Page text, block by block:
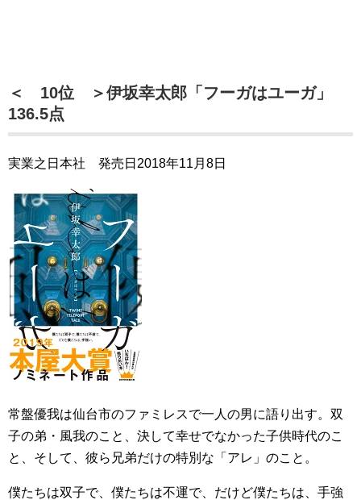
＜ 10位 ＞伊坂幸太郎「フーガはユーガ」
136.5点
実業之日本社 発売日2018年11月8日
常盤優我は仙台市のファミレスで一人の男に語り出す。双
子の弟・風我のこと、決して幸せでなかった子供時代のこ
と、そして、彼ら兄弟だけの特別な「アレ」のこと。
僕たちは双子で、僕たちは不運で、だけど僕たちは、手強